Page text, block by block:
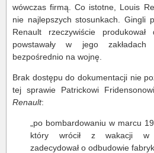
wówczas firmą. Co istotne, Louis
nie najlepszych stosunkach. Gingli
Renault rzeczywiście
powstawały w jego zakładach
bezpośrednio na wojnę.
Brak dostępu do dokumentacji nie
tej sprawie Patrickowi
Renault:
„po bombardowaniu w marcu
który wrócił z wakacji w
zadecydował o odbudowie